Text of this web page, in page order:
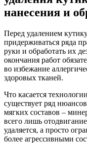
нанесения и
Перед удалением
придерживаться ряда
руки и обработать их
окончания работ
во избежание
здоровых тканей.
Что касается
существует ряд
мягких составов –
всего лишь
удаляется, а просто
более агрессивными